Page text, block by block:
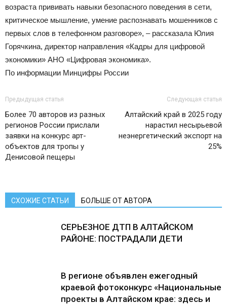
возраста прививать навыки безопасного поведения в сети,
критическое мышление, умение распознавать мошенников с
первых слов в телефонном разговоре», – рассказала Юлия
Горячкина, директор направления «Кадры для цифровой
экономики» АНО «Цифровая экономика».
По информации Минцифры России
Предыдущая статья
Более 70 авторов из разных
регионов России прислали
заявки на конкурс арт-
объектов для тропы у
Денисовой пещеры
Следующая статья
Алтайский край в 2025 году
нарастил несырьевой
неэнергетический экспорт на
25%
СХОЖИЕ СТАТЬИ БОЛЬШЕ ОТ АВТОРА
СЕРЬЕЗНОЕ ДТП В АЛТАЙСКОМ
РАЙОНЕ: ПОСТРАДАЛИ ДЕТИ
В регионе объявлен ежегодный
краевой фотоконкурс «Национальные
проекты в Алтайском крае: здесь и